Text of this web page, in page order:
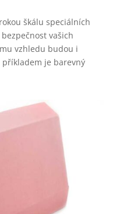
škálu speciálních
vašich
vzhledu budou i
příkladem je barevný